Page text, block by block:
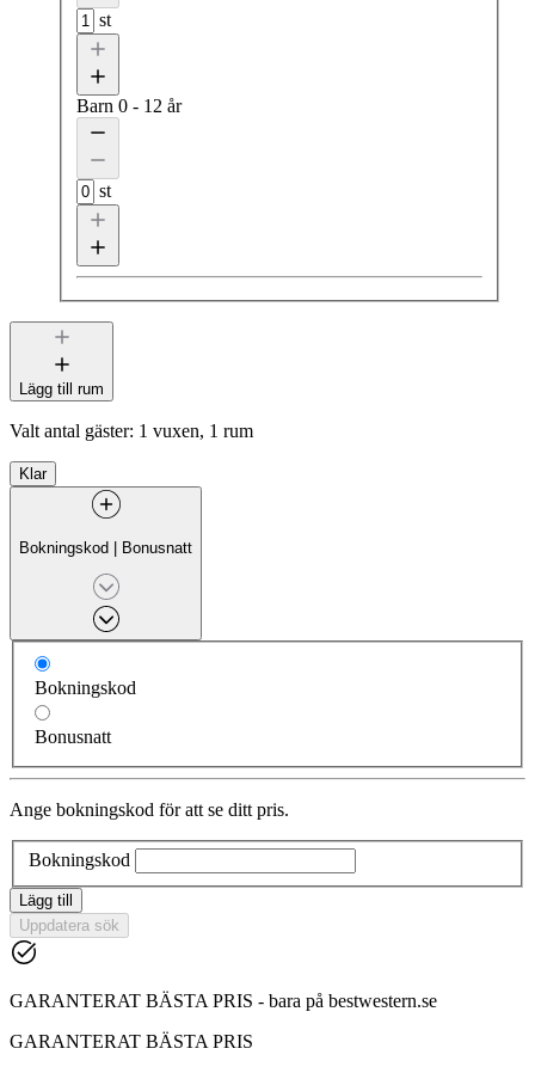
st
Barn 0 - 12 år
st
Lägg till rum
Valt antal gäster: 1 vuxen, 1 rum
Klar
Bokningskod | Bonusnatt
Bokningskod
Bonusnatt
Ange bokningskod för att se ditt pris.
Bokningskod
Lägg till
Uppdatera sök
GARANTERAT BÄSTA PRIS - bara på bestwestern.se
GARANTERAT BÄSTA PRIS